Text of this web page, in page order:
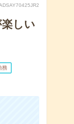
しい
務